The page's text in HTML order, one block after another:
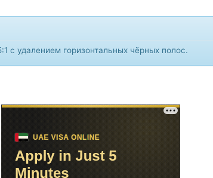
с удалением горизонтальных чёрных полос.